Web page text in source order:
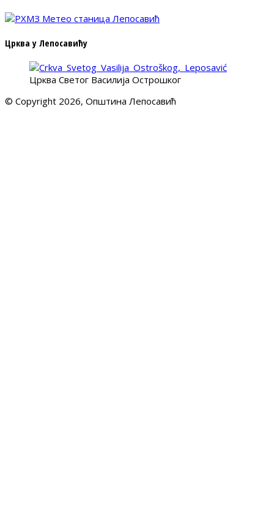
Црква у Лепосавићу
Црква Светог Василија Острошког
© Copyright 2026, Општина Лепосавић